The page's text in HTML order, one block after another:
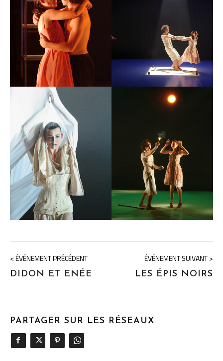
< ÉVÉNEMENT PRÉCÉDENT
DIDON ET ENÉE
ÉVÉNEMENT SUIVANT >
LES ÉPIS NOIRS
PARTAGER SUR LES RÉSEAUX